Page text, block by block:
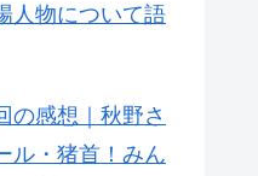
人物について語
の感想｜秋野さ
ル・猪首！みん